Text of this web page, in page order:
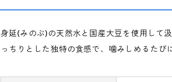
身延(みのぶ)の天然水と国産大豆を使用して
っちりとした独特の食感で、噛みしめるたび